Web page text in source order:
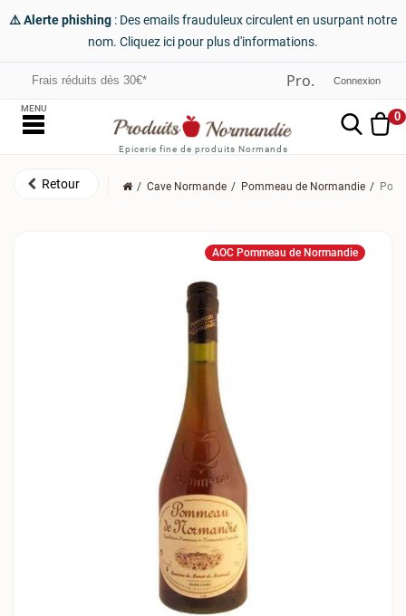
⚠️ Alerte phishing : Des emails frauduleux circulent en usurpant notre
nom. Cliquez ici pour plus d'informations.
Frais réduits dès 30€* Connexion
Epicerie fine de produits Normands
0
MENU
Cave Normande Pommeau de Normandie
AOC Pommeau de Normandie